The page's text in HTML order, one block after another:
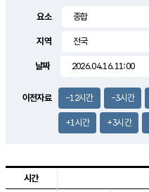
2.8m/s
요소
지역
날짜
이전자료 -12시간 -3시간
+1시간 +3시간
시간